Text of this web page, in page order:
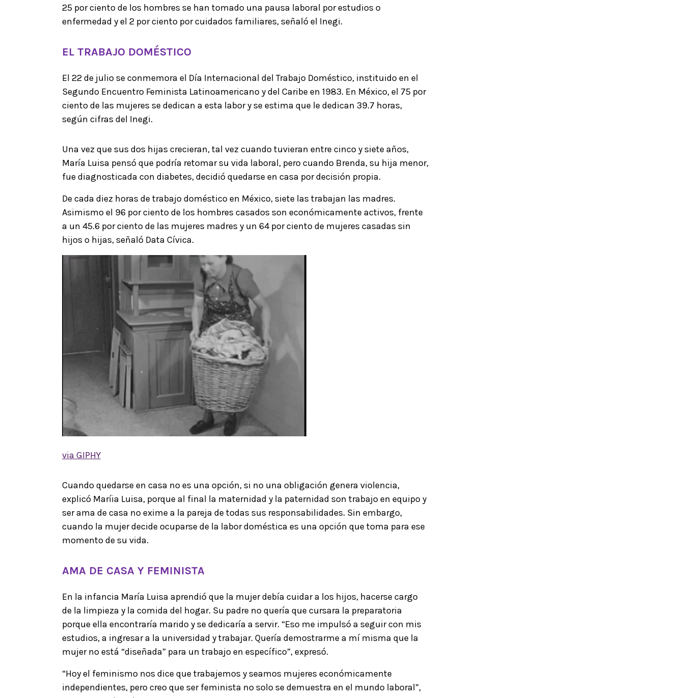
25 por ciento de los hombres se han tomado una pausa laboral por estudios o
enfermedad y el 2 por ciento por cuidados familiares, señaló el Inegi.
EL TRABAJO DOMÉSTICO
El 22 de julio se conmemora el Día Internacional del Trabajo Doméstico, instituido en el
Segundo Encuentro Feminista Latinoamericano y del Caribe en 1983. En México, el 75 por
ciento de las mujeres se dedican a esta labor y se estima que le dedican 39.7 horas,
según cifras del Inegi.
Una vez que sus dos hijas crecieran, tal vez cuando tuvieran entre cinco y siete años,
María Luisa pensó que podría retomar su vida laboral, pero cuando Brenda, su hija menor,
fue diagnosticada con diabetes, decidió quedarse en casa por decisión propia.
De cada diez horas de trabajo doméstico en México, siete las trabajan las madres.
Asimismo el 96 por ciento de los hombres casados son económicamente activos, frente
a un 45.6 por ciento de las mujeres madres y un 64 por ciento de mujeres casadas sin
hijos o hijas, señaló Data Cívica.
via GIPHY
Cuando quedarse en casa no es una opción, si no una obligación genera violencia,
explicó Maríia Luisa, porque al final la maternidad y la paternidad son trabajo en equipo y
ser ama de casa no exime a la pareja de todas sus responsabilidades. Sin embargo,
cuando la mujer decide ocuparse de la labor doméstica es una opción que toma para ese
momento de su vida.
AMA DE CASA Y FEMINISTA
En la infancia María Luisa aprendió que la mujer debía cuidar a los hijos, hacerse cargo
de la limpieza y la comida del hogar. Su padre no quería que cursara la preparatoria
porque ella encontraría marido y se dedicaría a servir. “Eso me impulsó a seguir con mis
estudios, a ingresar a la universidad y trabajar. Quería demostrarme a mí misma que la
mujer no está “diseñada” para un trabajo en específico”, expresó.
“Hoy el feminismo nos dice que trabajemos y seamos mujeres económicamente
independientes, pero creo que ser feminista no solo se demuestra en el mundo laboral”,